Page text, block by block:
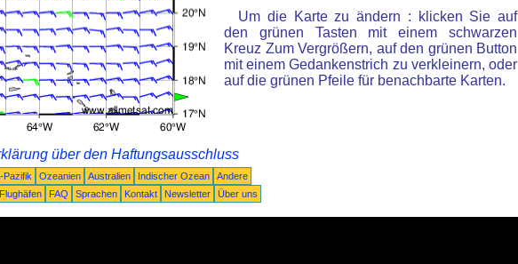
Um die Karte zu ändern : klicken Sie auf
den grünen Tasten mit einem schwarzen
Kreuz Zum Vergrößern, auf den grünen Button
mit einem Gedankenstrich zu verkleinern, oder
auf die grünen Pfeile für benachbarte Karten.
über den Haftungsausschluss
Pazifik Ozeanien Australien Indischer Ozean
Andere
Flughäfen FAQ Sprachen Kontakt Newsletter Über uns